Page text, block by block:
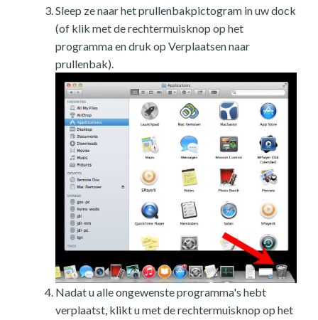
Sleep ze naar het prullenbakpictogram in uw dock
(of klik met de rechtermuisknop op het
programma en druk op Verplaatsen naar
prullenbak).
Nadat u alle ongewenste programma's hebt
verplaatst, klikt u met de rechtermuisknop op het